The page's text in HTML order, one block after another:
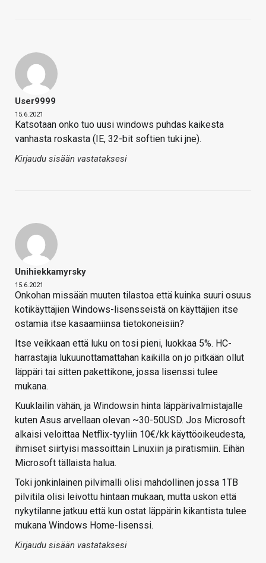
User9999
15.6.2021
Katsotaan onko tuo uusi windows puhdas kaikesta
vanhasta roskasta (IE, 32-bit softien tuki jne).
Kirjaudu sisään vastataksesi
Unihiekkamyrsky
15.6.2021
Onkohan missään muuten tilastoa että kuinka suuri osuus
kotikäyttäjien Windows-lisensseistä on käyttäjien itse
ostamia itse kasaamiinsa tietokoneisiin?
Itse veikkaan että luku on tosi pieni, luokkaa 5%. HC-
harrastajia lukuunottamattahan kaikilla on jo pitkään ollut
läppäri tai sitten pakettikone, jossa lisenssi tulee
mukana.
Kuuklailin vähän, ja Windowsin hinta läppärivalmistajalle
kuten Asus arvellaan olevan ~30-50USD. Jos Microsoft
alkaisi veloittaa Netflix-tyyliin 10€/kk käyttöoikeudesta,
ihmiset siirtyisi massoittain Linuxiin ja piratismiin. Eihän
Microsoft tällaista halua.
Toki jonkinlainen pilvimalli olisi mahdollinen jossa 1TB
pilvitila olisi leivottu hintaan mukaan, mutta uskon että
nykytilanne jatkuu että kun ostat läppärin kikantista tulee
mukana Windows Home-lisenssi.
Kirjaudu sisään vastataksesi